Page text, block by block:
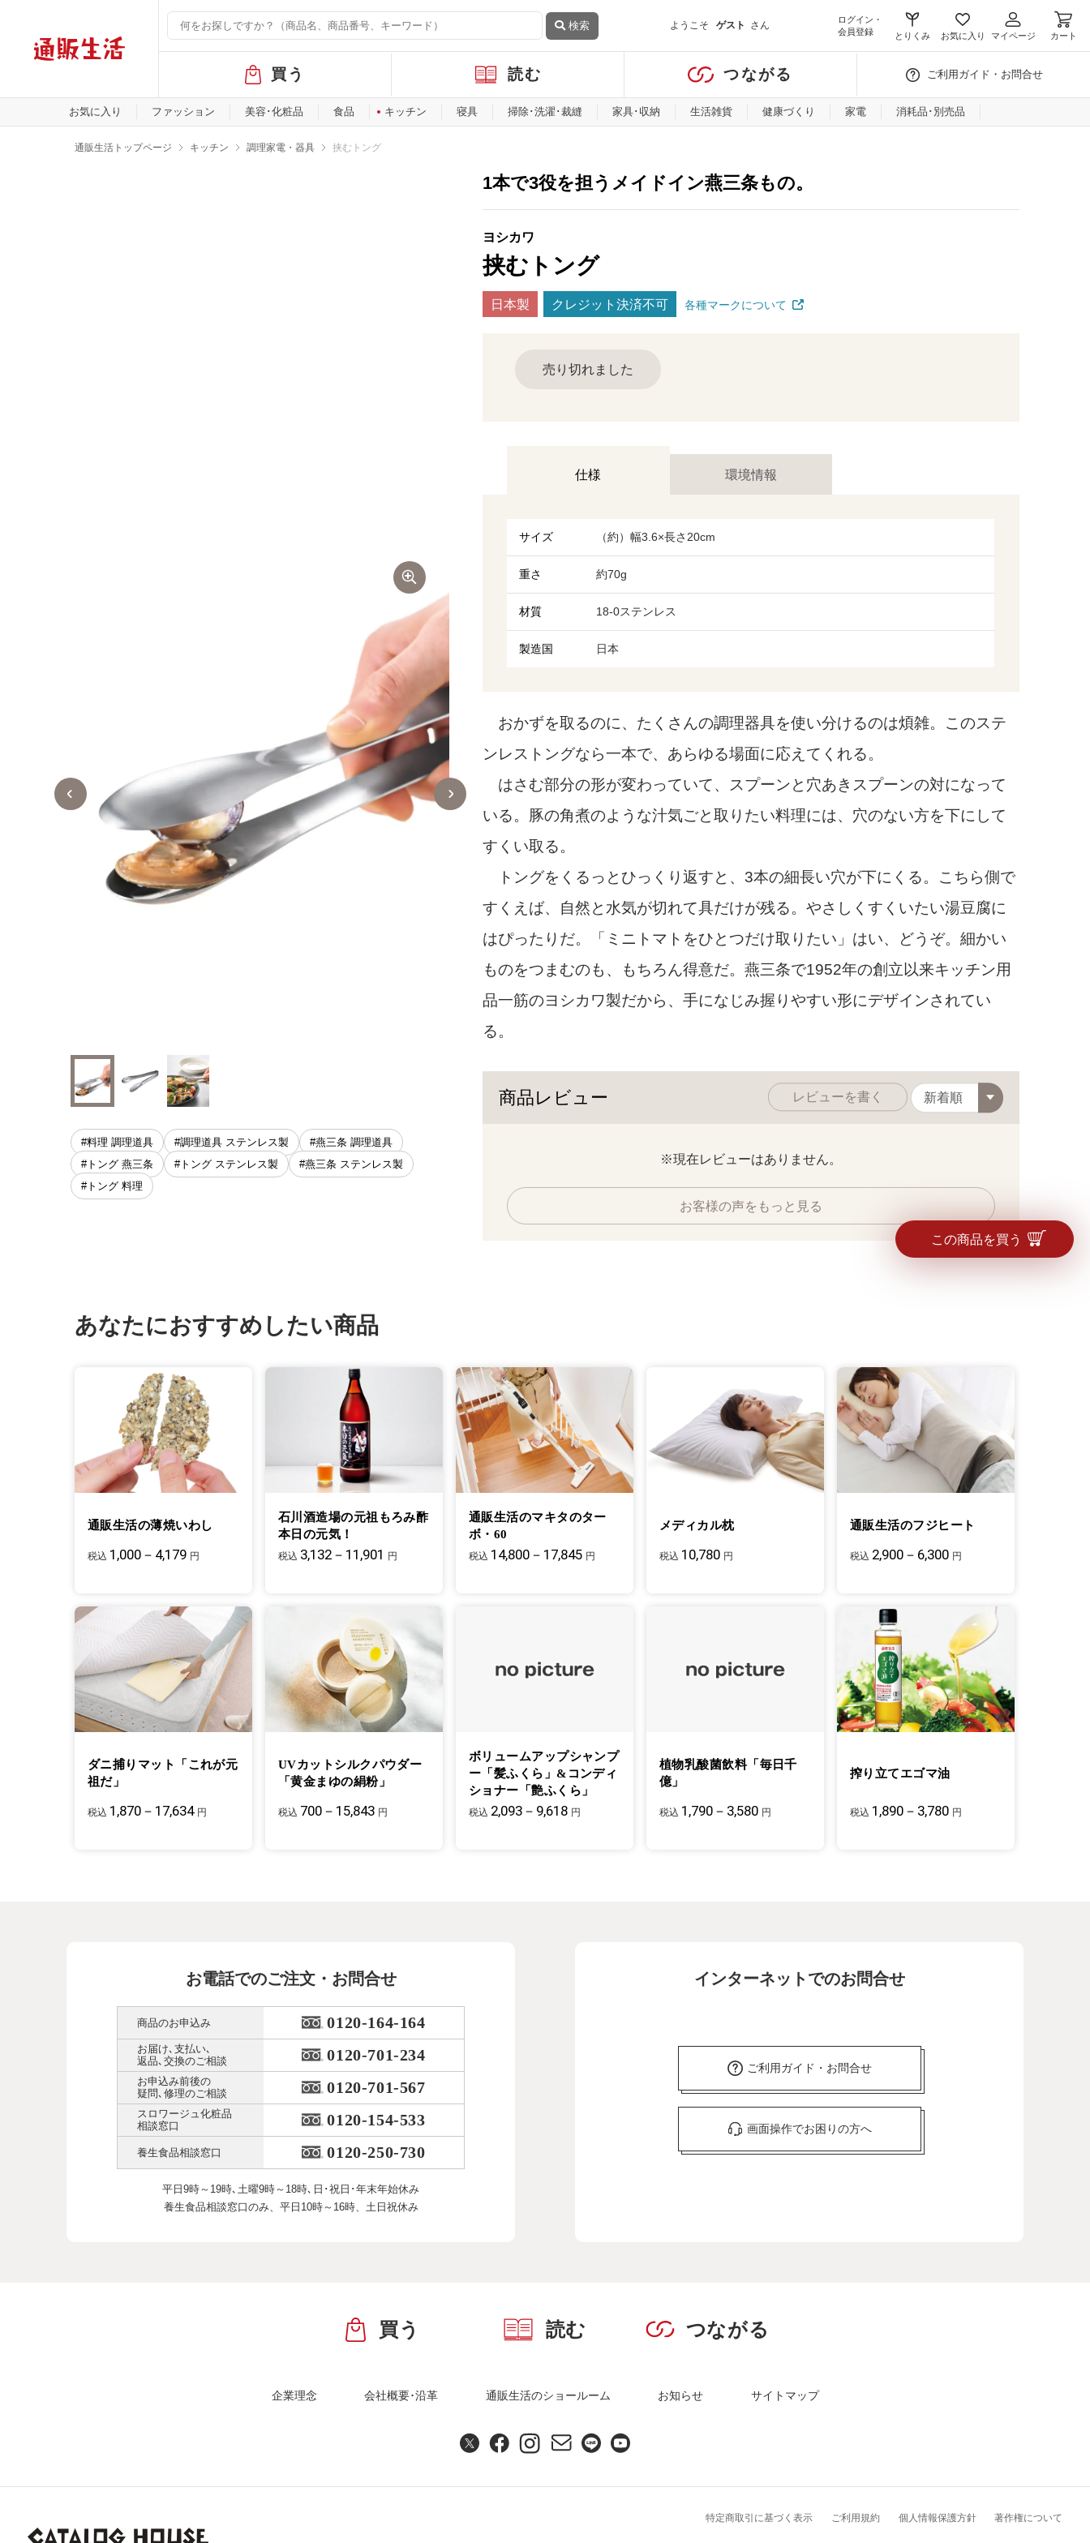
検索 ようこそ ゲスト さん
ログイン・
会員登録
とりくみ お気に入り マイページ カート
バ
ル
メ
買う 読む つながる ご利用ガイド・お問合せ
お気に入り ファッション 美容･化粧品 食品 キッチン 寝具 掃除･洗濯･裁縫 家具･収納 生活雑貨 健康づくり 家電 消耗品･別売品
通販生活トップページ キッチン 調理家電・器具 挟むトング
1本で3役を担うメイドイン燕三条もの。
になっている。
#料理 調理道具 #調理道具 ステンレス製
#燕三条 調理道具
#トング 燕三条
#トング ステンレス製
#燕三条 ステンレス製
#トング 料理
ヨシカワ
挟むトング
日本製 クレジット決済不可 各種マークについて
売り切れました
仕様 環境情報
サイズ （約）幅3.6×長さ20cm
重さ 約70g
材質 18-0ステンレス
製造国 日本
おかずを取るのに、たくさんの調理器具を使い分けるのは煩雑。このステ
ンレストングなら一本で、あらゆる場面に応えてくれる。
はさむ部分の形が変わっていて、スプーンと穴あきスプーンの対になって
いる。豚の角煮のような汁気ごと取りたい料理には、穴のない方を下にして
すくい取る。
トングをくるっとひっくり返すと、3本の細長い穴が下にくる。こちら側で
すくえば、自然と水気が切れて具だけが残る。やさしくすくいたい湯豆腐に
はぴったりだ。「ミニトマトをひとつだけ取りたい」はい、どうぞ。細かい
ものをつまむのも、もちろん得意だ。燕三条で1952年の創立以来キッチン用
品一筋のヨシカワ製だから、手になじみ握りやすい形にデザインされてい
る。
商品レビュー レビューを書く
※現在レビューはありません。
お客様の声をもっと見る
この商品を買う
あなたにおすすめしたい商品
通販生活の薄焼いわし
税込 1,000－4,179 円
石川酒造場の元祖もろみ酢
本日の元気！
税込 3,132－11,901 円
通販生活のマキタのター
ボ・60
税込 14,800－17,845 円
メディカル枕
税込 10,780 円
通販生活のフジヒート
税込 2,900－6,300 円
ダニ捕りマット「これが元
祖だ」
税込 1,870－17,634 円
UVカットシルクパウダー
「黄金まゆの絹粉」
税込 700－15,843 円
ボリュームアップシャンプ
ー「髪ふくら」&コンディ
ショナー「艶ふくら」
税込 2,093－9,618 円
植物乳酸菌飲料「毎日千
億」
税込 1,790－3,580 円
搾り立てエゴマ油
税込 1,890－3,780 円
お電話でのご注文・お問合せ
商品のお申込み 0120-164-164
お届け､支払い､
返品､交換のご相談
0120-701-234
お申込み前後の
疑問､修理のご相談
0120-701-567
スロワージュ化粧品
相談窓口
0120-154-533
養生食品相談窓口 0120-250-730
平日9時～19時､土曜9時～18時､ 日･祝日･年末年始休み
養生食品相談窓口のみ、 平日10時～16時、土日祝休み
インターネットでのお問合せ
ご利用ガイド・お問合せ
画面操作でお困りの方へ
買う 読む つながる
企業理念 会社概要･沿革 通販生活のショールーム お知らせ サイトマップ
特定商取引に基づく表示 ご利用規約 個人情報保護方針 著作権について